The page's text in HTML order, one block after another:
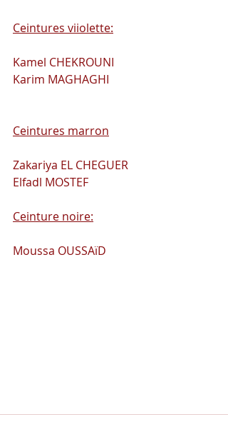
Ceintures viiolette:
Kamel CHEKROUNI
Karim MAGHAGHI
Ceintures marron
Zakariya EL CHEGUER
Elfadl MOSTEF
Ceinture noire:
Moussa OUSSAïD